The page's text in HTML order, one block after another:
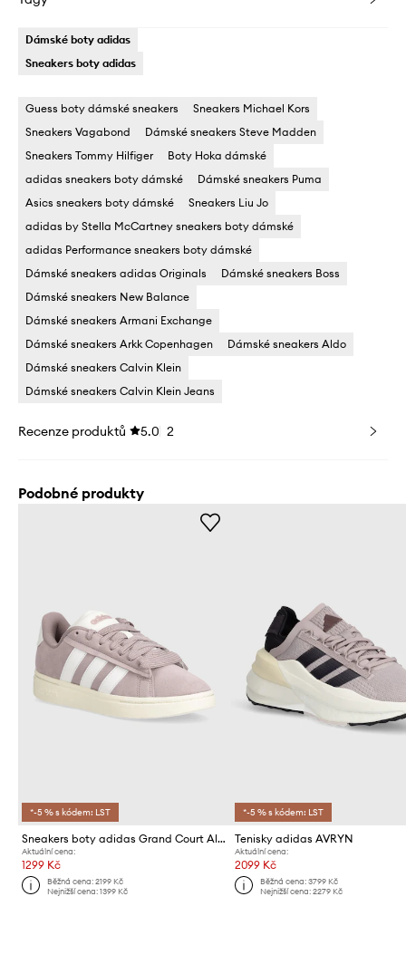
Dámské boty adidas
Sneakers boty adidas
Guess boty dámské sneakers
Sneakers Michael Kors
Sneakers Vagabond
Dámské sneakers Steve Madden
Sneakers Tommy Hilfiger
Boty Hoka dámské
adidas sneakers boty dámské
Dámské sneakers Puma
Asics sneakers boty dámské
Sneakers Liu Jo
adidas by Stella McCartney sneakers boty dámské
adidas Performance sneakers boty dámské
Dámské sneakers adidas Originals
Dámské sneakers Boss
Dámské sneakers New Balance
Dámské sneakers Armani Exchange
Dámské sneakers Arkk Copenhagen
Dámské sneakers Aldo
Dámské sneakers Calvin Klein
Dámské sneakers Calvin Klein Jeans
Recenze produktů 5.0 2
Podobné produkty
*-5 % s kódem: LST
Sneakers boty adidas Grand Court Alpha
Aktuální cena:
1299 Kč
Běžná cena:2199 Kč
Nejnižší cena:1399 Kč
*-5 % s kódem: LST
Tenisky adidas AVRYN
Aktuální cena:
2099 Kč
Běžná cena: 3799 Kč
Nejnižší cena: 2279 Kč